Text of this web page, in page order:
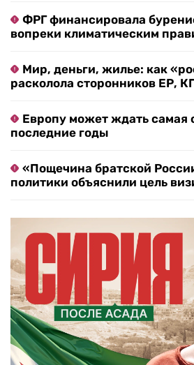
ФРГ финансировала
вопреки климатическим
Мир, деньги, жилье: как
расколола сторонников ЕР,
Европу может ждать самая
последние годы
«Пощечина братской
политики объяснили цель